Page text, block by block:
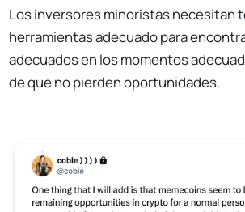
Los inversores minoristas necesitan
herramientas adecuado para
adecuados en los momentos
de que no pierden oportunidades.